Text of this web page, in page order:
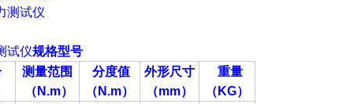
试仪规格型号
测量范围
（ N.m）
分度值
（N.m）
外形尺寸
（mm）
重量
（KG）